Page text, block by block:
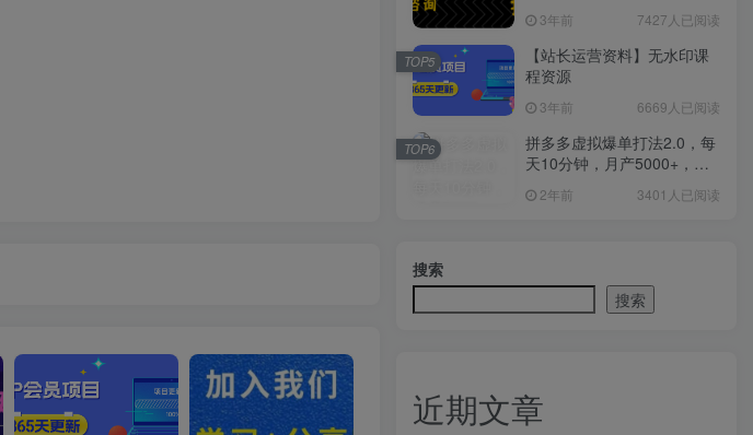
3年前 7427人已阅读
【站长运营资料】无水印课
程资源
3年前 6669人已阅读
TOP5
拼多多虚拟爆单打法2.0，每
天10分钟，月产5000+，从0
2年前 3401人已阅读
TOP6
搜索
搜索
近期文章